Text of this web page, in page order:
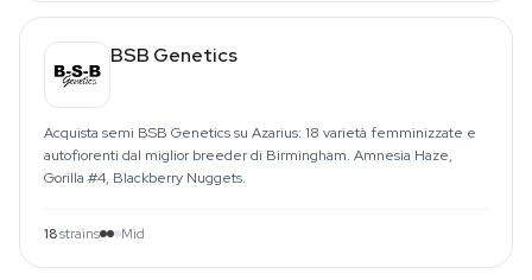
BSB Genetics
Acquista semi BSB Genetics su Azarius: 18 varietà femminizzate e
autofiorenti dal miglior breeder di Birmingham. Amnesia Haze,
Gorilla #4, Blackberry Nuggets.
18strains Mid